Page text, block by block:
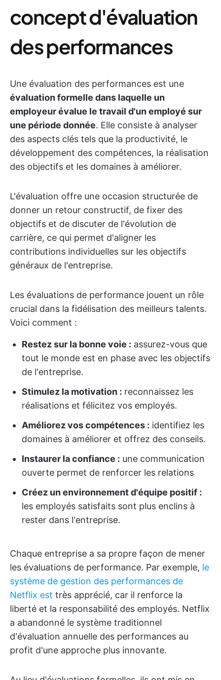
concept d'évaluation
des performances
Une évaluation des performances est une
évaluation formelle dans laquelle un
employeur évalue le travail d'un employé sur
une période donnée. Elle consiste à analyser
des aspects clés tels que la productivité, le
développement des compétences, la réalisation
des objectifs et les domaines à améliorer.
L'évaluation offre une occasion structurée de
donner un retour constructif, de fixer des
objectifs et de discuter de l'évolution de
carrière, ce qui permet d'aligner les
contributions individuelles sur les objectifs
généraux de l'entreprise.
Les évaluations de performance jouent un rôle
crucial dans la fidélisation des meilleurs talents.
Voici comment :
Restez sur la bonne voie : assurez-vous que
tout le monde est en phase avec les objectifs
de l'entreprise.
Stimulez la motivation : reconnaissez les
réalisations et félicitez vos employés.
Améliorez vos compétences : identifiez les
domaines à améliorer et offrez des conseils.
Instaurer la confiance : une communication
ouverte permet de renforcer les relations
Créez un environnement d'équipe positif :
les employés satisfaits sont plus enclins à
rester dans l'entreprise.
Chaque entreprise a sa propre façon de mener
les évaluations de performance. Par exemple, le
système de gestion des performances de
Netflix est très apprécié, car il renforce la
liberté et la responsabilité des employés. Netflix
a abandonné le système traditionnel
d'évaluation annuelle des performances au
profit d'une approche plus innovante.